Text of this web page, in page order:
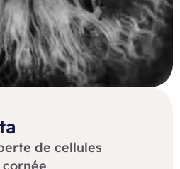
de cellules